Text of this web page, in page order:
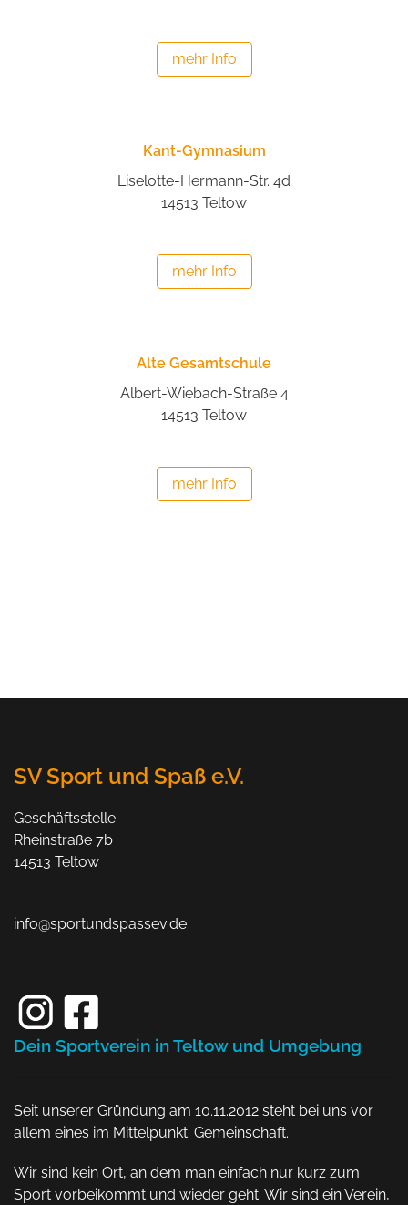
mehr Info
Kant-Gymnasium
Liselotte-Hermann-Str. 4d
14513 Teltow
mehr Info
Alte Gesamtschule
Albert-Wiebach-Straße 4
14513 Teltow
mehr Info
SV Sport und Spaß e.V.
Geschäftsstelle:
Rheinstraße 7b
14513 Teltow
info@sportundspassev.de
Dein Sportverein in Teltow und Umgebung
Seit unserer Gründung am 10.11.2012 steht bei uns vor
allem eines im Mittelpunkt: Gemeinschaft.
Wir sind kein Ort, an dem man einfach nur kurz zum
Sport vorbeikommt und wieder geht. Wir sind ein Verein,